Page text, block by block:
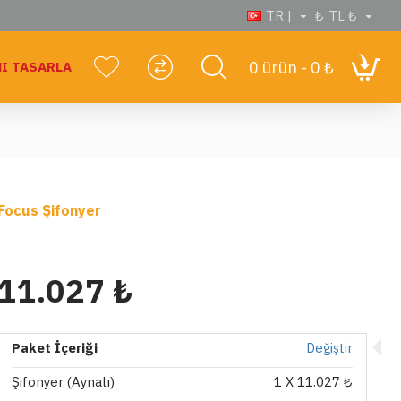
TR | ₺ TL ₺
TASARLA 0 ürün - 0 ₺
Şifonyer
₺
Paket İçeriği
Değiştir
Şifonyer (Aynalı)
1 X 11.027 ₺